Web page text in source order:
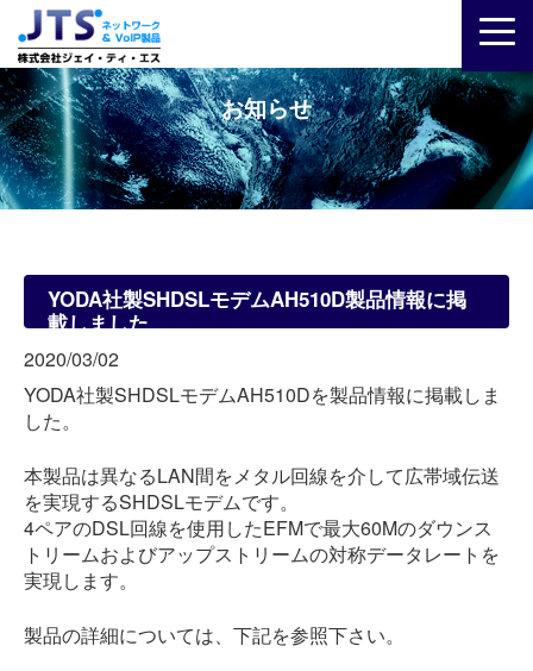
お知らせ
YODA社製SHDSLモデムAH510D製品情報に掲
載しました
2020/03/02
YODA社製SHDSLモデムAH510Dを製品情報に掲載しま
した。
本製品は異なるLAN間をメタル回線を介して広帯域伝送
を実現するSHDSLモデムです。
4ペアのDSL回線を使用したEFMで最大60Mのダウンス
トリームおよびアップストリームの対称データレートを
実現します。
製品の詳細については、下記を参照下さい。